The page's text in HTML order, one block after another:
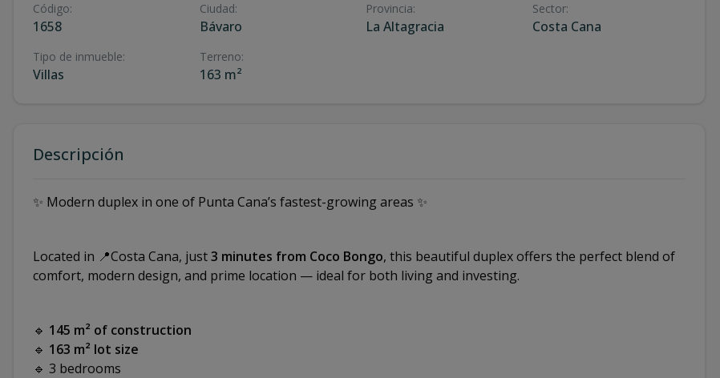
Código:
1658
Ciudad:
Bávaro
Provincia:
La Altagracia
Sector:
Costa Cana
Tipo de inmueble:
Villas
Terreno:
163 m²
Descripción
✨ Modern duplex in one of Punta Cana’s fastest-growing areas ✨
Located in 📍Costa Cana, just3 minutes from Coco Bongo, this beautiful duplex offers the perfect blend of
comfort, modern design, and prime location — ideal for both living and investing.
🔹 145 m² of construction
🔹 163 m² lot size
🔹 3 bedrooms